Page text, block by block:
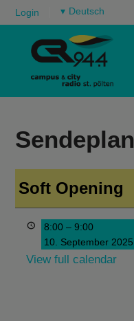
Login ▾
Sendeplan
Soft Opening
8:00 – 9:00
10. September 2025
View full calendar